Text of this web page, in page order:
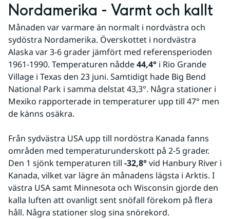
Nordamerika - Varmt och kallt
Månaden var varmare än normalt i nordvästra och
sydöstra Nordamerika. Överskottet i nordvästra
Alaska var 3-6 grader jämfört med referensperioden
1961-1990. Temperaturen nådde 44,4° i Rio Grande
Village i Texas den 23 juni. Samtidigt hade Big Bend
National Park i samma delstat 43,3°. Några stationer i
Mexiko rapporterade in temperaturer upp till 47° men
de känns osäkra.
Från sydvästra USA upp till nordöstra Kanada fanns
områden med temperaturunderskott på 2-5 grader.
Den 1 sjönk temperaturen till -32,8° vid Hanbury River i
Kanada, vilket var lägre än månadens lägsta i Arktis. I
västra USA samt Minnesota och Wisconsin gjorde den
kalla luften att ovanligt sent snöfall förekom på flera
håll. Några stationer slog sina snörekord.